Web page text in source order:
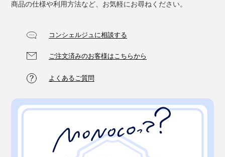
商品の仕様や利用方法など、お気軽にお尋ねください。
コンシェルジュに相談する
ご注文済みのお客様はこちらから
よくあるご質問